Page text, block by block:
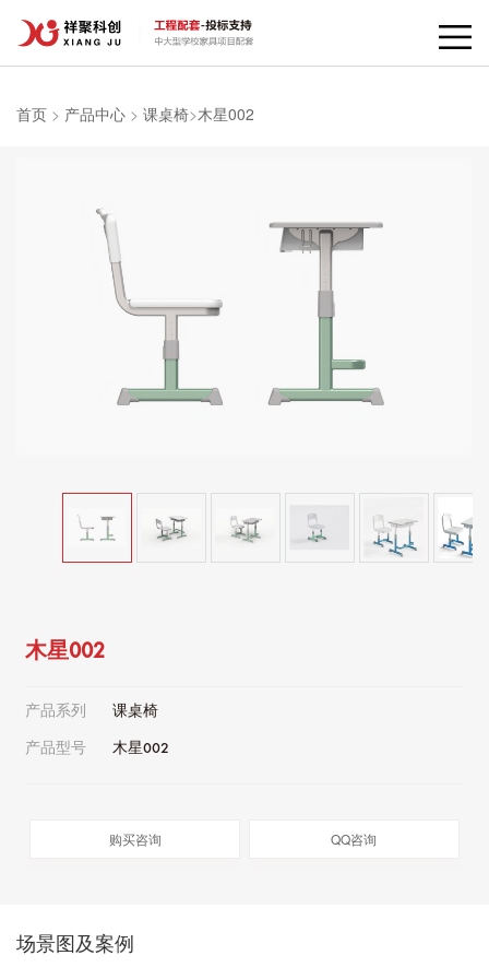
首页 > 产品中心 > 课桌椅>木星002
木星002
产品系列 课桌椅
产品型号 木星002
购买咨询 QQ咨询
场景图及案例